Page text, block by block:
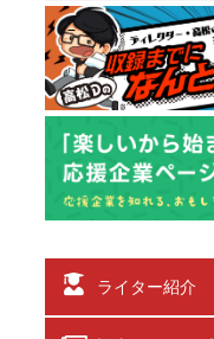
ライター紹介